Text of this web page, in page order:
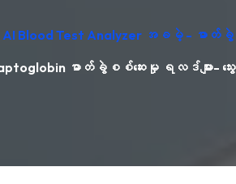
AI Blood Test Analyzer အခမဲ့ - ဓာ
ဓာတ်ခွဲစစ်ဆေးမှု ရလဒ်များ- သွေး